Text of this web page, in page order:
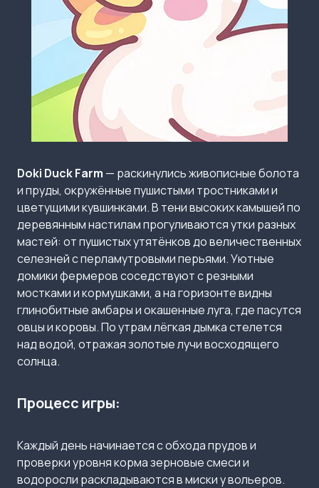
Doki Duck Farm — раскинулись живописные болота
и пруды, окружённые пушистыми тростниками и
цветущими кувшинками. В тени высоких камышей по
деревянным настилам прогуливаются утки разных
мастей: от пушистых утятёнков до величественных
селезней с перламутровыми перьями. Уютные
домики фермеров соседствуют с резными
мостками и кормушками, а на горизонте видны
глинобитные амбары и окашенные луга, где пасутся
овцы и коровы. По утрам лёгкая дымка стелется
над водой, отражая золотые лучи восходящего
солнца.
Процесс игры:
Каждый день начинается с обхода прудов и
проверки уровня корма зерновые смеси и
водоросли раскладываются в миски у вольеров.